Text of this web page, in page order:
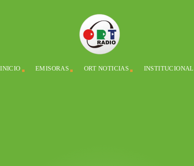
INICIO EMISORAS ORT NOTICIAS INSTITUCIONAL